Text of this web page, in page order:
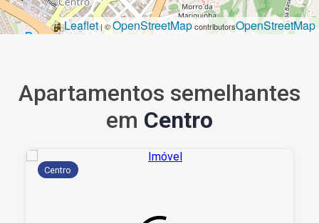
Leaflet| ©OpenStreetMapcontributorsOpenStreetMap
Apartamentos semelhantes
em Centro
Centro